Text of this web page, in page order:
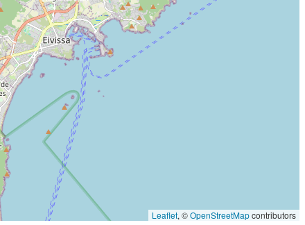
Leaflet, ©OpenStreetMapcontributors